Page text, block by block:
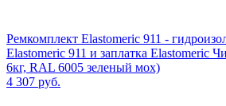
Ремкомплект Elastomeric 911 -
Elastomeric 911 и заплатка Elastomeric
6кг, RAL 6005 зеленый мох)
4 307 руб.